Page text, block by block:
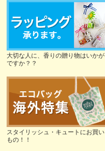
大切な人に、香りの贈り物はいかが
ですか？？
スタイリッシュ・キュートにお買い
もの！！